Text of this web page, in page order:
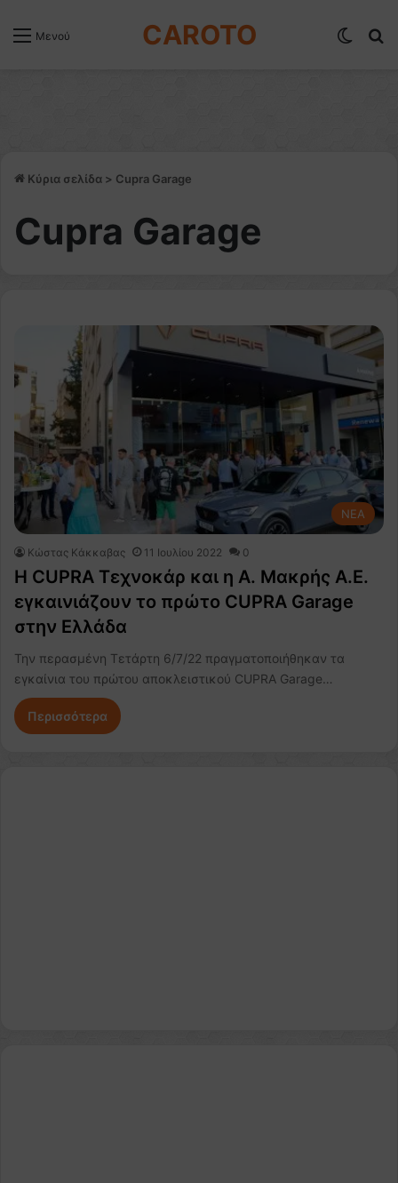
Μενού CAROTO
Κύρια σελίδα > Cupra Garage
Cupra Garage
NEA
Κώστας Κάκκαβας 11 Ιουλίου 2022 0
Η CUPRA Τεχνοκάρ και η Α. Μακρής Α.Ε.
εγκαινιάζουν το πρώτο CUPRA Garage
στην Ελλάδα
Την περασμένη Τετάρτη 6/7/22 πραγματοποιήθηκαν τα
εγκαίνια του πρώτου αποκλειστικού CUPRA Garage…
Περισσότερα